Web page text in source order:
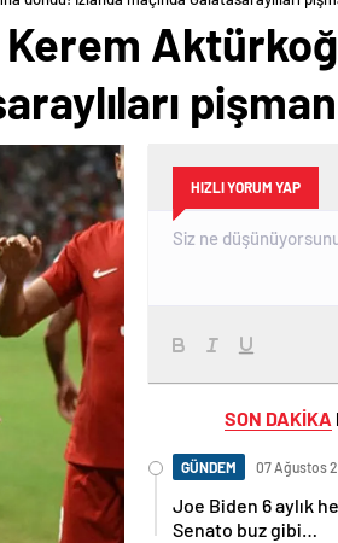
Kerem
HIZLI YORUM YAP
SON DAKİKA
GÜNDEM 07 Ağustos
Joe Biden 6 aylık
Senato buz gibi…